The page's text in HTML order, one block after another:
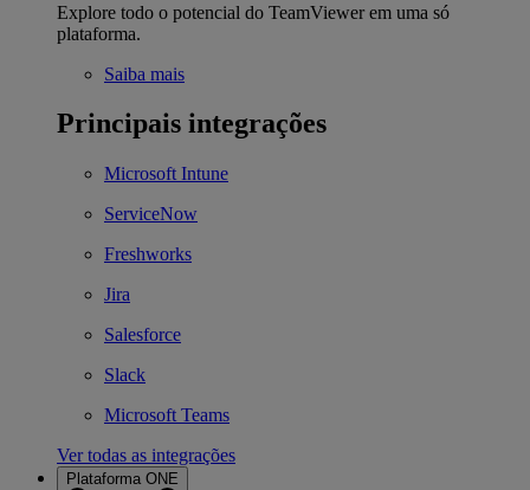
Explore todo o potencial do TeamViewer em uma só
plataforma.
Saiba mais
Principais integrações
Microsoft Intune
ServiceNow
Freshworks
Jira
Salesforce
Slack
Microsoft Teams
Ver todas as integrações
Plataforma ONE